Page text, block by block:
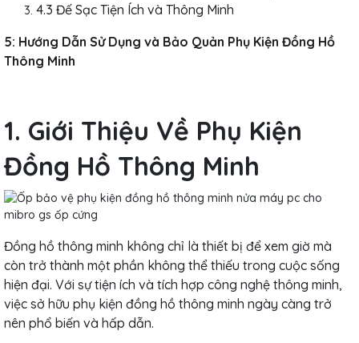
4.3 Đế Sạc Tiện Ích và Thông Minh
5: Hướng Dẫn Sử Dụng và Bảo Quản Phụ Kiện Đồng Hồ
Thông Minh
1. Giới Thiệu Về Phụ Kiện
Đồng Hồ Thông Minh
Đồng hồ thông minh không chỉ là thiết bị để xem giờ mà
còn trở thành một phần không thể thiếu trong cuộc sống
hiện đại. Với sự tiện ích và tích hợp công nghệ thông minh,
việc sở hữu phụ kiện đồng hồ thông minh ngày càng trở
nên phổ biến và hấp dẫn.